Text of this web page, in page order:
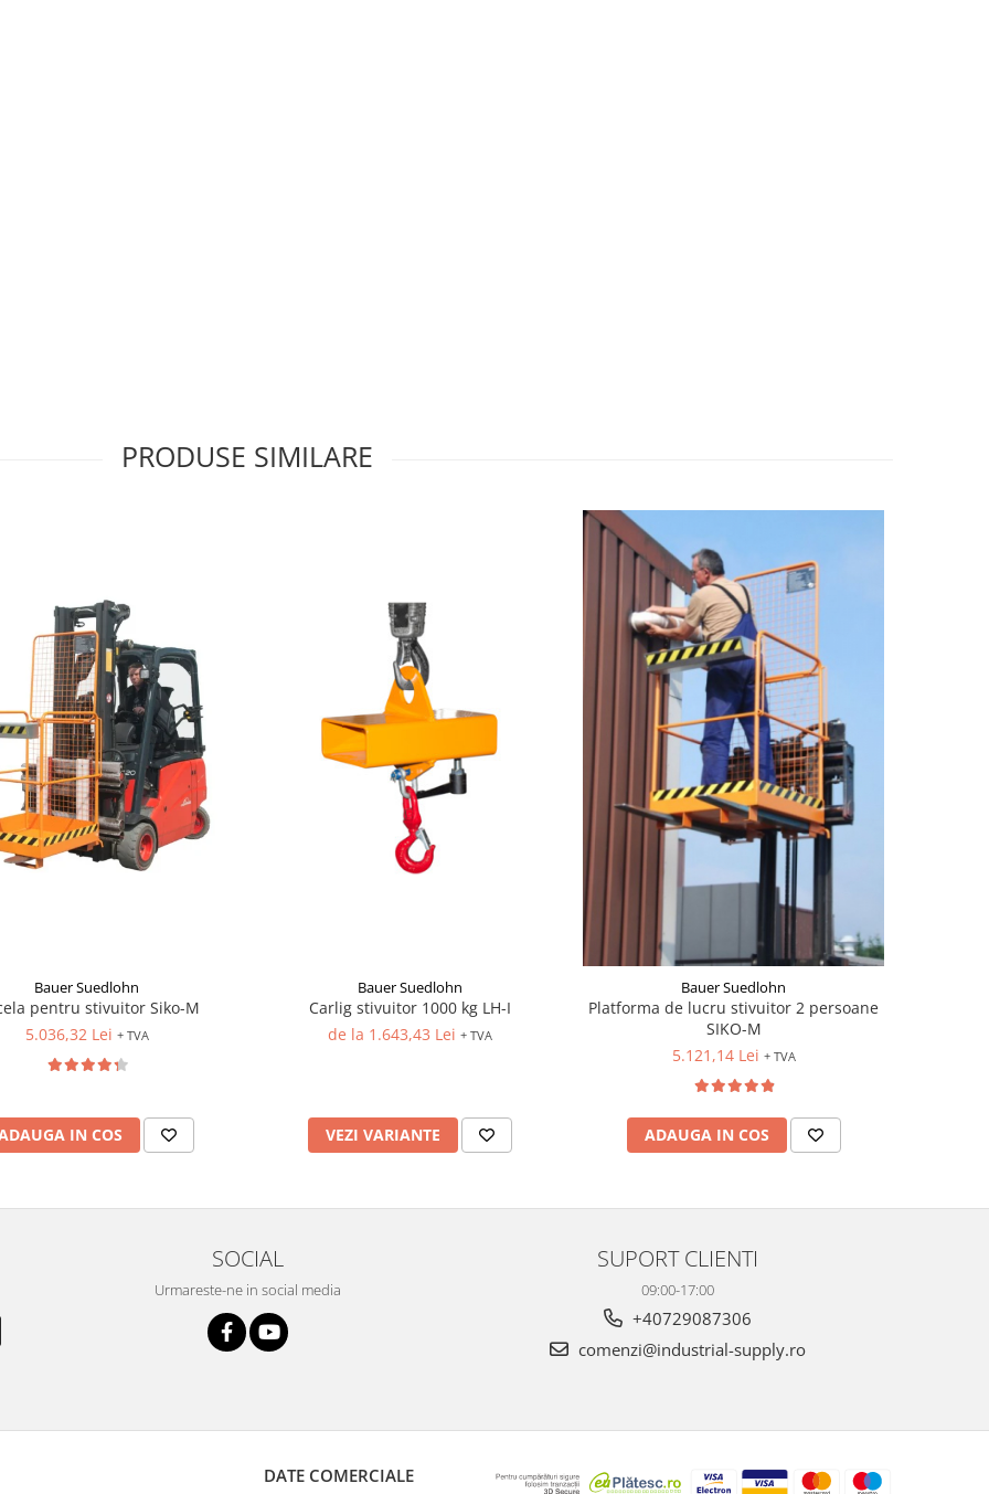
PRODUSE SIMILARE
Bauer Suedlohn
pentru stivuitor Siko-M
5.036,32 Lei + TVA
IN COS
Bauer Suedlohn
Carlig stivuitor 1000 kg LH-I
de la 1.643,43 Lei + TVA
VEZI VARIANTE
Bauer Suedlohn
Platforma de lucru stivuitor 2 persoane
SIKO-M
5.121,14 Lei + TVA
ADAUGA IN COS
SOCIAL
Urmareste-ne in social media
SUPORT CLIENTI
09:00-17:00
+40729087306
comenzi@industrial-supply.ro
DATE COMERCIALE